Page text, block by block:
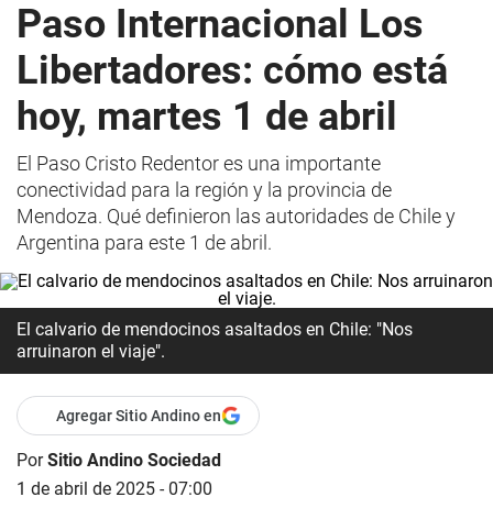
Paso Internacional Los
Libertadores: cómo está
hoy, martes 1 de abril
El Paso Cristo Redentor es una importante
conectividad para la región y la provincia de
Mendoza. Qué definieron las autoridades de Chile y
Argentina para este 1 de abril.
El calvario de mendocinos asaltados en Chile: "Nos
arruinaron el viaje".
Agregar Sitio Andino en
PorSitio Andino Sociedad
1 de abril de 2025 - 07:00